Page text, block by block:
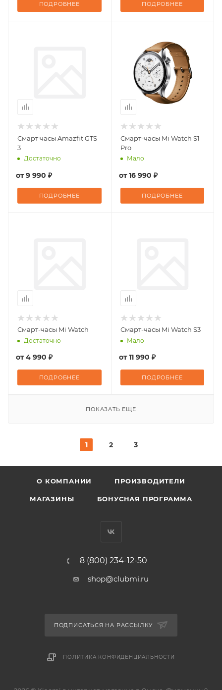
ПОДРОБНЕЕ ПОДРОБНЕЕ
Смарт часы Amazfit GTS
3
Достаточно
от9 990 ₽
ПОДРОБНЕЕ
Смарт-часы Mi Watch S1
Pro
Мало
от16 990 ₽
ПОДРОБНЕЕ
Смарт-часы Mi Watch
Достаточно
от4 990 ₽
ПОДРОБНЕЕ
Смарт-часы Mi Watch S3
Мало
от11 990 ₽
ПОДРОБНЕЕ
ПОКАЗАТЬ ЕЩЕ
1 2 3
О КОМПАНИИ ПРОИЗВОДИТЕЛИ
МАГАЗИНЫ БОНУСНАЯ ПРОГРАММА
8 (800) 234-12-50
shop@clubmi.ru
ПОДПИСАТЬСЯ НА РАССЫЛКУ
ПОЛИТИКА КОНФИДЕНЦИАЛЬНОСТИ